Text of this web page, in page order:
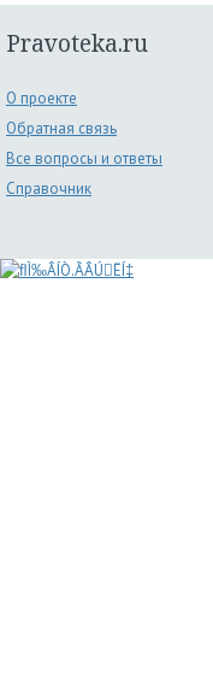
Pravoteka.ru
О проекте
Обратная связь
Все вопросы и ответы
Справочник